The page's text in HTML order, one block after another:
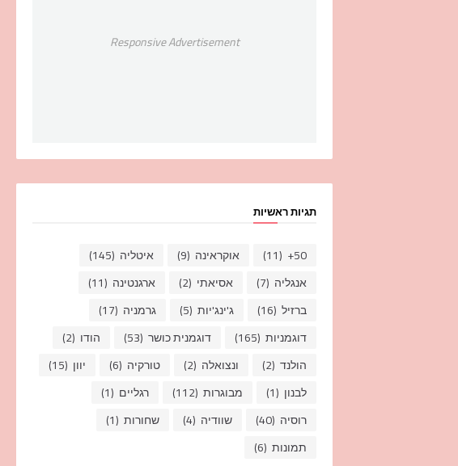
Responsive Advertisement
תגיות ראשיות
50+
(11) אוקראינה (9) איטליה (145)
אנגליה (7) אסיאתי (2) ארגנטינה (11)
ברזיל (16) ג'ינג'יות (5) גרמניה (17)
דוגמניות (165) דוגמנית כושר (53) הודו (2)
הולנד (2) ונצואלה (2) טורקיה (6) יוון (15)
לבנון (1) מבוגרות (112) רגליים (1)
רוסיה (40) שוודיה (4) שחורות (1)
תמונות (6)